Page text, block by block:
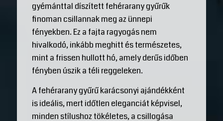
gyémánttal díszített fehérarany gyűrűk
finoman csillannak meg az ünnepi
fényekben. Ez a fajta ragyogás nem
hivalkodó, inkább meghitt és természetes,
mint a frissen hullott hó, amely derűs időben
fényben úszik a téli reggeleken.
A fehérarany gyűrű karácsonyi ajándékként
is ideális, mert időtlen eleganciát képvisel,
minden stílushoz tökéletes, a csillogása